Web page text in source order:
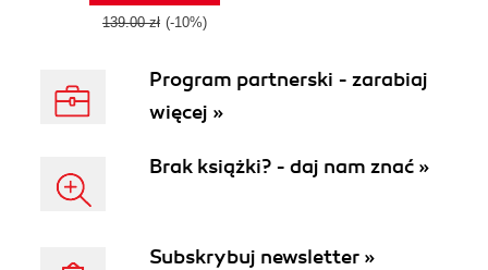
139.00 zł (-10%)
Program partnerski - zarabiaj
więcej »
Brak książki? - daj nam znać »
Subskrybuj newsletter »